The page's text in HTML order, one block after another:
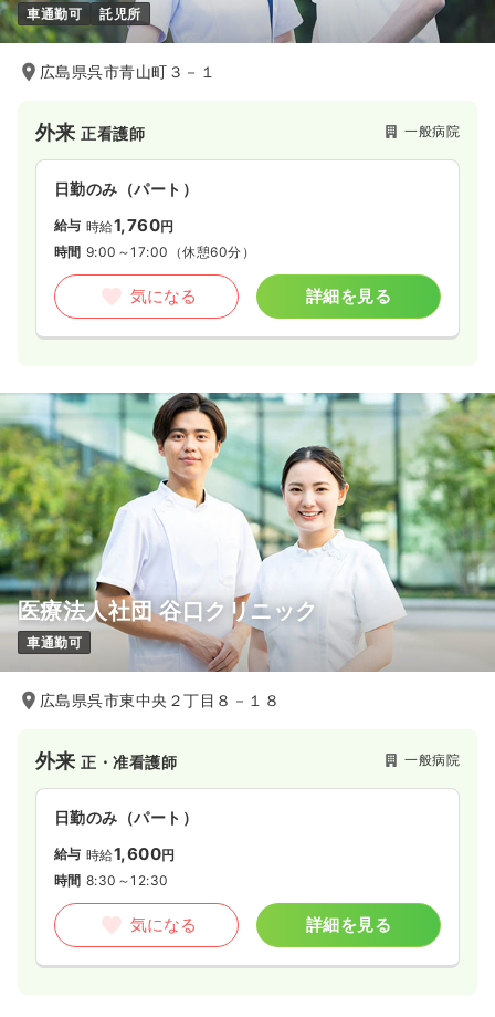
車通勤可 託児所
広島県呉市青山町３－１
外来正看護師 一般病院
日勤のみ（パート）
給与 時給1,760円
時間 9:00～17:00 （休憩60分）
気になる 詳細を見る
医療法人社団 谷口クリニック
車通勤可
広島県呉市東中央２丁目８－１８
外来正・准看護師 一般病院
日勤のみ（パート）
給与 時給1,600円
時間 8:30～12:30
気になる 詳細を見る